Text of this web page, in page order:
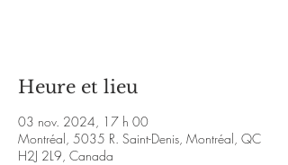
Heure et lieu
03 nov. 2024, 17 h 00
Montréal, 5035 R. Saint-Denis, Montréal, QC
H2J 2L9, Canada